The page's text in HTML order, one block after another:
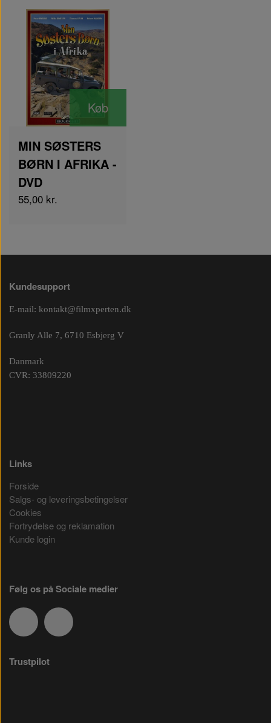
Køb
MIN SØSTERS
BØRN I AFRIKA -
DVD
55,00 kr.
Kundesupport
E-mail: kontakt@filmxperten.dk
Granly Alle 7, 6710 Esbjerg V
Danmark
CVR: 33809220
Links
Forside
Salgs- og leveringsbetingelser
Cookies
Fortrydelse og reklamation
Kunde login
Følg os på Sociale medier
Trustpilot